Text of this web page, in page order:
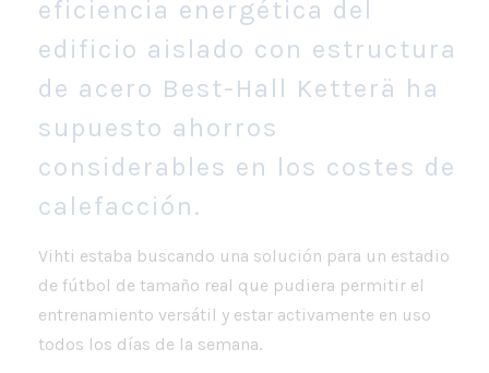
eficiencia energética del
edificio aislado con estructura
de acero Best-Hall Ketterä ha
supuesto ahorros
considerables en los costes de
calefacción.
Vihti estaba buscando una solución para un estadio
de fútbol de tamaño real que pudiera permitir el
entrenamiento versátil y estar activamente en uso
todos los días de la semana.